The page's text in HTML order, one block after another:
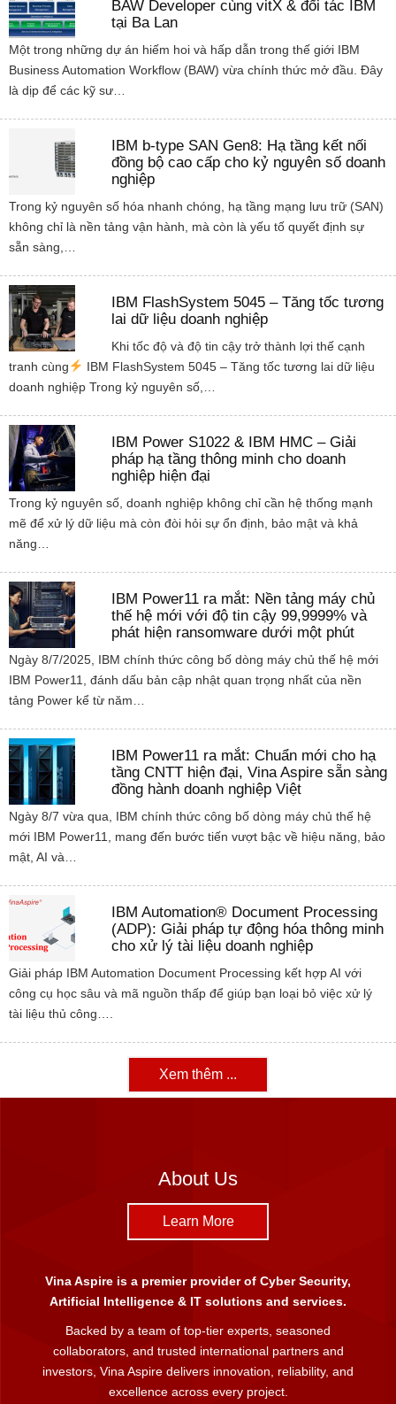
BAW Developer cùng vitX & đối tác IBM
tại Ba Lan
Một trong những dự án hiếm hoi và hấp dẫn trong thế giới IBM
Business Automation Workflow (BAW) vừa chính thức mở đầu. Đây
là dịp để các kỹ sư…
IBM b-type SAN Gen8: Hạ tầng kết nối
đồng bộ cao cấp cho kỷ nguyên số doanh
nghiệp
Trong kỷ nguyên số hóa nhanh chóng, hạ tầng mạng lưu trữ (SAN)
không chỉ là nền tảng vận hành, mà còn là yếu tố quyết định sự
sẵn sàng,…
IBM FlashSystem 5045 – Tăng tốc tương
lai dữ liệu doanh nghiệp
Khi tốc độ và độ tin cậy trở thành lợi thế cạnh
tranh cùng
IBM FlashSystem 5045 – Tăng tốc tương lai dữ liệu
doanh nghiệp Trong kỷ nguyên số,…
IBM Power S1022 & IBM HMC – Giải
pháp hạ tầng thông minh cho doanh
nghiệp hiện đại
Trong kỷ nguyên số, doanh nghiệp không chỉ cần hệ thống mạnh
mẽ để xử lý dữ liệu mà còn đòi hỏi sự ổn định, bảo mật và khả
năng…
IBM Power11 ra mắt: Nền tảng máy chủ
thế hệ mới với độ tin cậy 99,9999% và
phát hiện ransomware dưới một phút
Ngày 8/7/2025, IBM chính thức công bố dòng máy chủ thế hệ mới
IBM Power11, đánh dấu bản cập nhật quan trọng nhất của nền
tảng Power kể từ năm…
IBM Power11 ra mắt: Chuẩn mới cho hạ
tầng CNTT hiện đại, Vina Aspire sẵn sàng
đồng hành doanh nghiệp Việt
Ngày 8/7 vừa qua, IBM chính thức công bố dòng máy chủ thế hệ
mới IBM Power11, mang đến bước tiến vượt bậc về hiệu năng, bảo
mật, AI và…
IBM Automation® Document Processing
(ADP): Giải pháp tự động hóa thông minh
cho xử lý tài liệu doanh nghiệp
Giải pháp IBM Automation Document Processing kết hợp AI với
công cụ học sâu và mã nguồn thấp để giúp bạn loại bỏ việc xử lý
tài liệu thủ công….
Xem thêm ...
About Us
Learn More
Vina Aspire is a premier provider of Cyber Security,
Artificial Intelligence & IT solutions and services.
Backed by a team of top-tier experts, seasoned
collaborators, and trusted international partners and
investors, Vina Aspire delivers innovation, reliability, and
excellence across every project.